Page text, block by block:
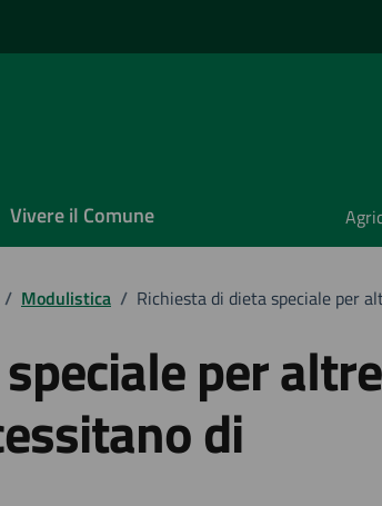
Vivere il Comune
/ Modulistica / Richiesta di dieta speciale per
per altre
di